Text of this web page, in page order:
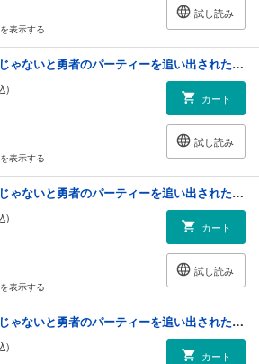
試し読み
表示する
真の仲間じゃないと勇者のパーティーを追い出されたので、辺境でスローライフすることにしました4
)
カート
試し読み
表示する
真の仲間じゃないと勇者のパーティーを追い出されたので、辺境でスローライフすることにしました5
)
カート
試し読み
表示する
真の仲間じゃないと勇者のパーティーを追い出されたので、辺境でスローライフすることにしました6
)
カート